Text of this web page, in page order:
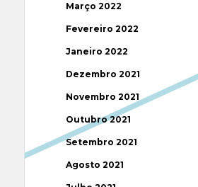
Março 2022
Fevereiro 2022
Janeiro 2022
Dezembro 2021
Novembro 2021
Outubro 2021
Setembro 2021
Agosto 2021